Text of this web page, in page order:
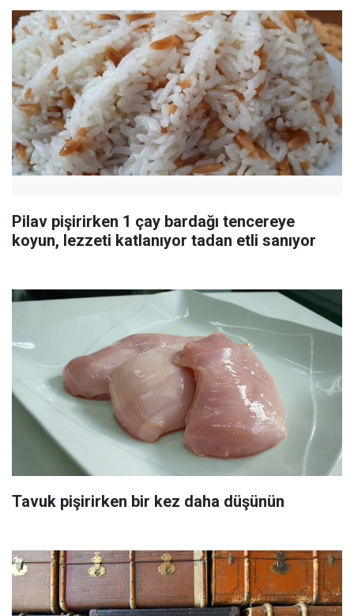
Pilav pişirirken 1 çay bardağı tencereye
koyun, lezzeti katlanıyor tadan etli sanıyor
Tavuk pişirirken bir kez daha düşünün